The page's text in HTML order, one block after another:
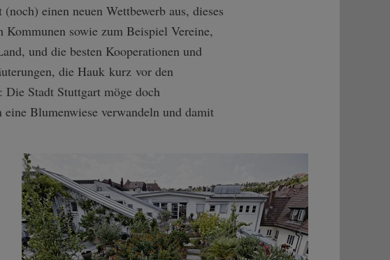
einen neuen Wettbewerb aus, dieses
sowie zum Beispiel Vereine,
und die besten Kooperationen und
die Hauk kurz vor den
Stadt Stuttgart möge doch
Blumenwiese verwandeln und damit